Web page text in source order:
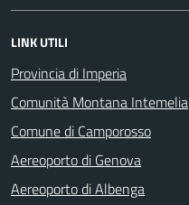
LINK UTILI
Provincia di Imperia
Comunità Montana Intemelia
Comune di Camporosso
Aereoporto di Genova
Aereoporto di Albenga